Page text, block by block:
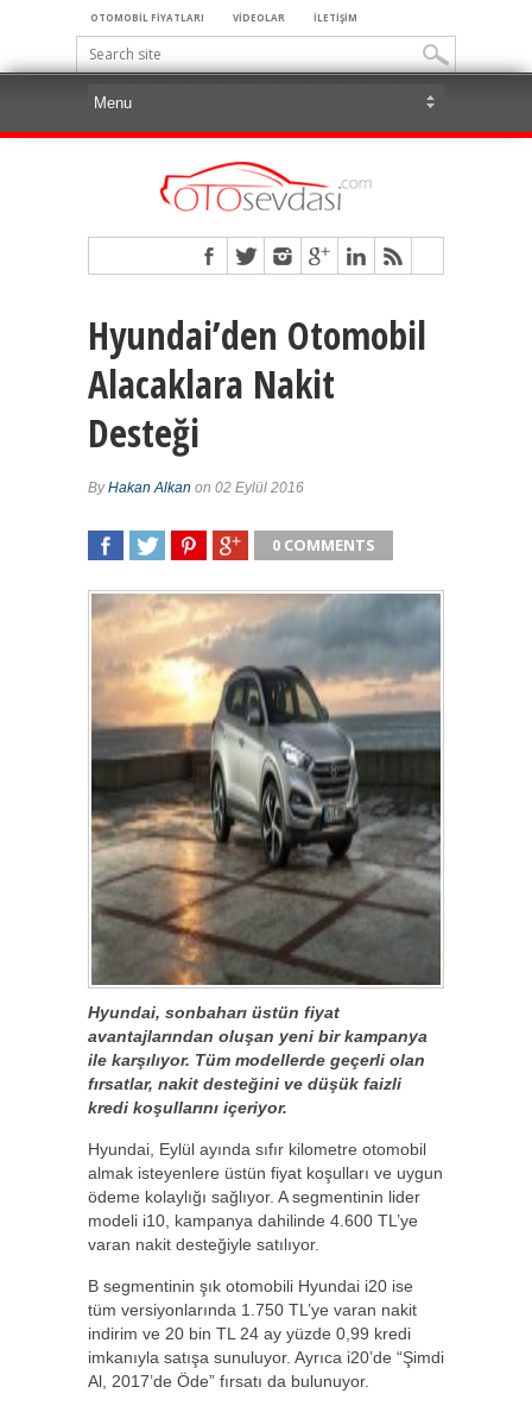
OTOMOBİL FİYATLARI VİDEOLAR İLETİŞİM
Hyundai’den Otomobil
Alacaklara Nakit
Desteği
ByHakan Alkan on 02 Eylül 2016
0 COMMENTS
Hyundai, sonbaharı üstün fiyat
avantajlarından oluşan yeni bir kampanya
ile karşılıyor. Tüm modellerde geçerli olan
fırsatlar, nakit desteğini ve düşük faizli
kredi koşullarını içeriyor.
Hyundai, Eylül ayında sıfır kilometre otomobil
almak isteyenlere üstün fiyat koşulları ve uygun
ödeme kolaylığı sağlıyor. A segmentinin lider
modeli i10, kampanya dahilinde 4.600 TL’ye
varan nakit desteğiyle satılıyor.
B segmentinin şık otomobili Hyundai i20 ise
tüm versiyonlarında 1.750 TL’ye varan nakit
indirim ve 20 bin TL 24 ay yüzde 0,99 kredi
imkanıyla satışa sunuluyor. Ayrıca i20’de “Şimdi
Al, 2017’de Öde” fırsatı da bulunuyor.